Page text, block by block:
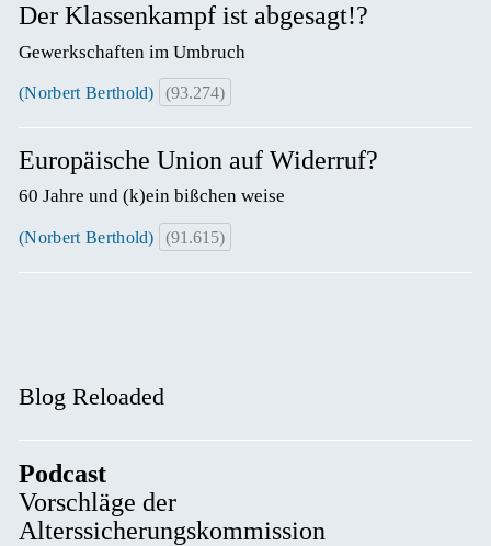
Der Klassenkampf ist abgesagt!?
Gewerkschaften im Umbruch
(Norbert Berthold) (93.274)
Europäische Union auf Widerruf?
60 Jahre und (k)ein bißchen weise
(Norbert Berthold) (91.615)
Blog Reloaded
Podcast
Vorschläge der
Alterssicherungskommission